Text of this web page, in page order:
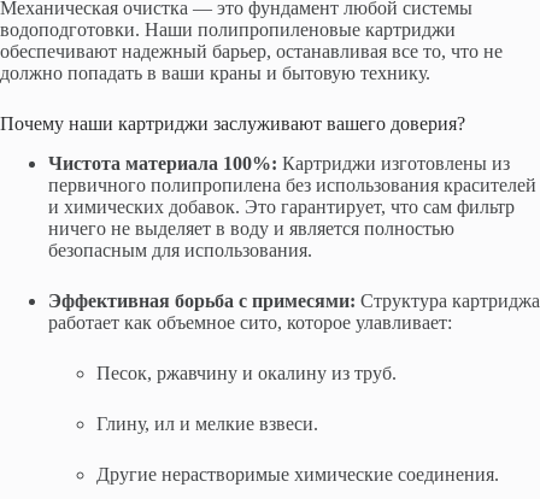
Механическая очистка — это фундамент любой системы
водоподготовки. Наши полипропиленовые картриджи
обеспечивают надежный барьер, останавливая все то, что не
должно попадать в ваши краны и бытовую технику.
Почему наши картриджи заслуживают вашего доверия?
Чистота материала 100%: Картриджи изготовлены из
первичного полипропилена без использования красителей
и химических добавок. Это гарантирует, что сам фильтр
ничего не выделяет в воду и является полностью
безопасным для использования.
Эффективная борьба с примесями: Структура картриджа
работает как объемное сито, которое улавливает:
Песок, ржавчину и окалину из труб.
Глину, ил и мелкие взвеси.
Другие нерастворимые химические соединения.